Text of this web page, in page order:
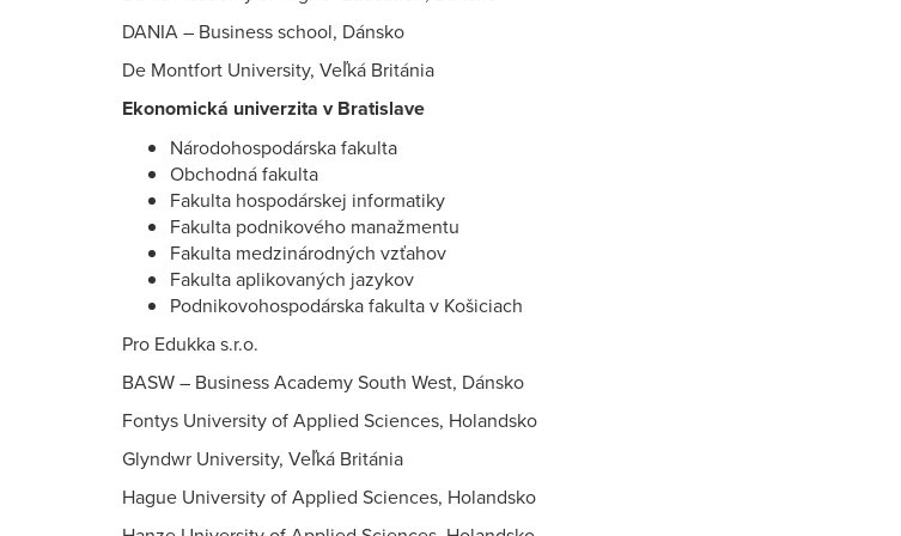
DANIA – Business school, Dánsko
De Montfort University, Veľká Británia
Ekonomická univerzita v Bratislave
Národohospodárska fakulta
Obchodná fakulta
Fakulta hospodárskej informatiky
Fakulta podnikového manažmentu
Fakulta medzinárodných vzťahov
Fakulta aplikovaných jazykov
Podnikovohospodárska fakulta v Košiciach
Pro Edukka s.r.o.
BASW – Business Academy South West, Dánsko
Fontys University of Applied Sciences, Holandsko
Glyndwr University, Veľká Británia
Hague University of Applied Sciences, Holandsko